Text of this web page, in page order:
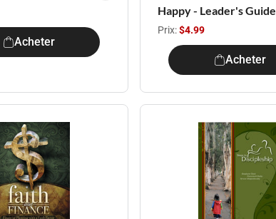
Acheter
Happy - Leader's Guide
Prix:$4.99
Acheter